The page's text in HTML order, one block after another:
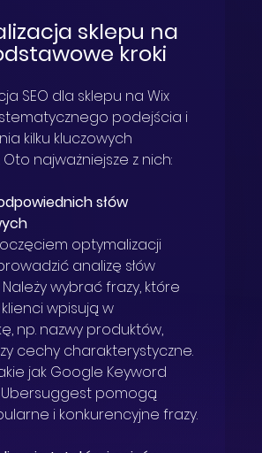
sklepu na
kroki
SEO dla sklepu na Wix
podejścia i
kilku kluczowych
najważniejsze z nich:
słów
analizę słów
wybrać frazy, które
wpisują w
np. nazwy produktów,
cechy charakterystyczne.
jak Google Keyword
Ubersuggest pomogą
i konkurencyjne frazy.